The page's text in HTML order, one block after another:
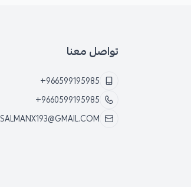
تواصل معنا
+966599195985
+9660599195985
SALMANX193@GMAIL.COM